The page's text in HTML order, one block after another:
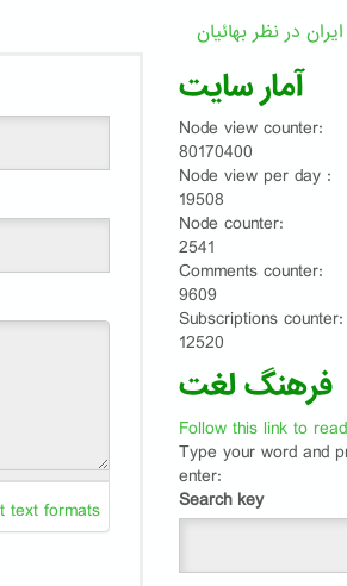
text formats
در نظر بهائیان
آمار سایت
Node view counter:
80170400
Node view per day :
19508
Node counter:
2541
Comments counter:
9609
Subscriptions counter:
12520
فرهنگ لغت
Follow this link to
Type your word and
enter:
Search key